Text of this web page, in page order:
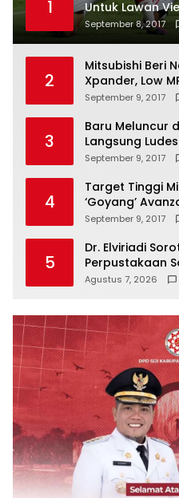
1 Untuk Lawan
September 8, 2017
2
Mitsubishi Beri
Xpander, Low
September 9, 2017
3
Baru Meluncur
Langsung
September 9, 2017
4
Target Tinggi
‘Goyang’
September 9, 2017
5
Dr. Elviriadi
Perpustakaan
Lokomotif
Agustus 7, 2026